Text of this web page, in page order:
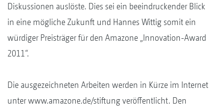
Diskussionen auslöste. Dies sei ein beeindruckender Blick
in eine mögliche Zukunft und Hannes Wittig somit ein
würdiger Preisträger für den Amazone „Innovation-Award
2011“.
Die ausgezeichneten Arbeiten werden in Kürze im Internet
unter www.amazone.de/stiftung veröffentlicht. Den